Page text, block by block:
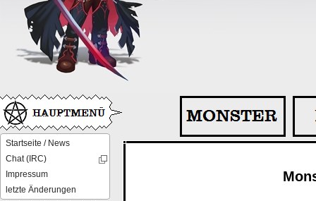
Startseite / News
Chat (IRC)
Impressum
letzte Änderungen